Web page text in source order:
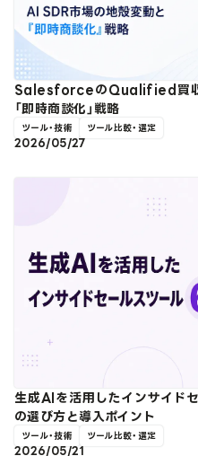
SalesforceのQualified買収
「即時商談化」戦略
ツール・技術 ツール比較・選定
2026/05/27
生成AIを活用したインサイド
の選び方と導入ポイント
ツール・技術 ツール比較・選定
2026/05/21